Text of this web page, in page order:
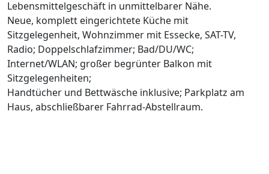
Lebensmittelgeschäft in unmittelbarer Nähe.
Neue, komplett eingerichtete Küche mit
Sitzgelegenheit, Wohnzimmer mit Essecke, SAT-TV,
Radio; Doppelschlafzimmer; Bad/DU/WC;
Internet/WLAN; großer begrünter Balkon mit
Sitzgelegenheiten;
Handtücher und Bettwäsche inklusive; Parkplatz am
Haus, abschließbarer Fahrrad-Abstellraum.